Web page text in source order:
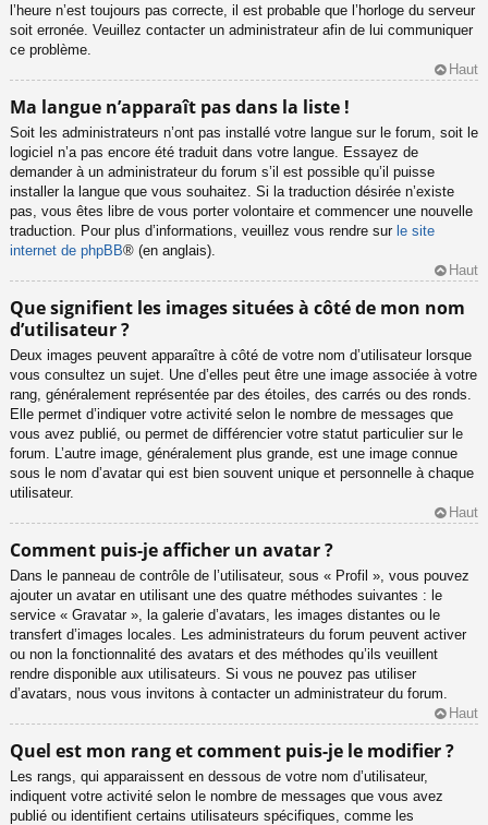
l’heure n’est toujours pas correcte, il est probable que l’horloge du serveur
soit erronée. Veuillez contacter un administrateur afin de lui communiquer
ce problème.
Haut
Ma langue n’apparaît pas dans la liste !
Soit les administrateurs n’ont pas installé votre langue sur le forum, soit le
logiciel n’a pas encore été traduit dans votre langue. Essayez de
demander à un administrateur du forum s’il est possible qu’il puisse
installer la langue que vous souhaitez. Si la traduction désirée n’existe
pas, vous êtes libre de vous porter volontaire et commencer une nouvelle
traduction. Pour plus d’informations, veuillez vous rendre sur le site
internet de phpBB® (en anglais).
Haut
Que signifient les images situées à côté de mon nom
d’utilisateur ?
Deux images peuvent apparaître à côté de votre nom d’utilisateur lorsque
vous consultez un sujet. Une d’elles peut être une image associée à votre
rang, généralement représentée par des étoiles, des carrés ou des ronds.
Elle permet d’indiquer votre activité selon le nombre de messages que
vous avez publié, ou permet de différencier votre statut particulier sur le
forum. L’autre image, généralement plus grande, est une image connue
sous le nom d’avatar qui est bien souvent unique et personnelle à chaque
utilisateur.
Haut
Comment puis-je afficher un avatar ?
Dans le panneau de contrôle de l’utilisateur, sous « Profil », vous pouvez
ajouter un avatar en utilisant une des quatre méthodes suivantes : le
service « Gravatar », la galerie d’avatars, les images distantes ou le
transfert d’images locales. Les administrateurs du forum peuvent activer
ou non la fonctionnalité des avatars et des méthodes qu’ils veuillent
rendre disponible aux utilisateurs. Si vous ne pouvez pas utiliser
d’avatars, nous vous invitons à contacter un administrateur du forum.
Haut
Quel est mon rang et comment puis-je le modifier ?
Les rangs, qui apparaissent en dessous de votre nom d’utilisateur,
indiquent votre activité selon le nombre de messages que vous avez
publié ou identifient certains utilisateurs spécifiques, comme les